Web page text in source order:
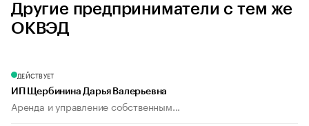
Другие предприниматели с тем же
ОКВЭД
ДЕЙСТВУЕТ
ИП Щербинина Дарья Валерьевна
Аренда и управление собственным...